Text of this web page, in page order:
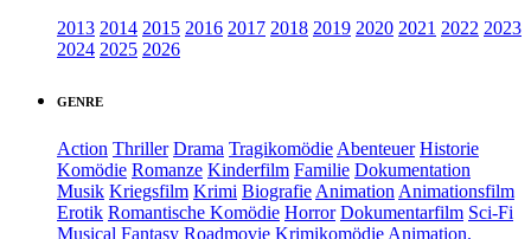
2013 2014 2015 2016 2017 2018 2019 2020 2021 2022 2023
2024 2025 2026
GENRE
Action Thriller Drama Tragikomödie Abenteuer Historie
Komödie Romanze Kinderfilm Familie Dokumentation
Musik Kriegsfilm Krimi Biografie Animation Animationsfilm
Erotik Romantische Komödie Horror Dokumentarfilm Sci-Fi
Musical Fantasy Roadmovie Krimikomödie Animation.